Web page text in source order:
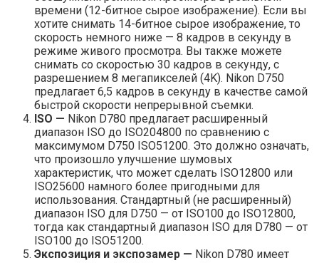
времени (12-битное сырое изображение). Если вы
хотите снимать 14-битное сырое изображение, то
скорость немного ниже — 8 кадров в секунду в
режиме живого просмотра. Вы также можете
снимать со скоростью 30 кадров в секунду, с
разрешением 8 мегапикселей (4K). Nikon D750
предлагает 6,5 кадров в секунду в качестве самой
быстрой скорости непрерывной съемки.
ISO — Nikon D780 предлагает расширенный
диапазон ISO до ISO204800 по сравнению с
максимумом D750 ISO51200. Это должно означать,
что произошло улучшение шумовых
характеристик, что может сделать ISO12800 или
ISO25600 намного более пригодными для
использования. Стандартный (не расширенный)
диапазон ISO для D750 — от ISO100 до ISO12800,
тогда как стандартный диапазон ISO для D780 — от
ISO100 до ISO51200.
Экспозиция и экспозамер — Nikon D780 имеет